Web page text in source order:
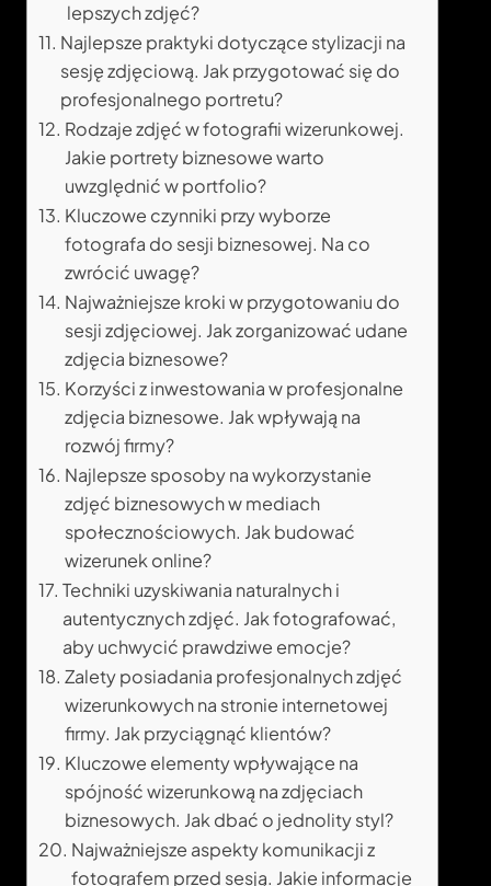
lepszych zdjęć?
Najlepsze praktyki dotyczące stylizacji na
sesję zdjęciową. Jak przygotować się do
profesjonalnego portretu?
Rodzaje zdjęć w fotografii wizerunkowej.
Jakie portrety biznesowe warto
uwzględnić w portfolio?
Kluczowe czynniki przy wyborze
fotografa do sesji biznesowej. Na co
zwrócić uwagę?
Najważniejsze kroki w przygotowaniu do
sesji zdjęciowej. Jak zorganizować udane
zdjęcia biznesowe?
Korzyści z inwestowania w profesjonalne
zdjęcia biznesowe. Jak wpływają na
rozwój firmy?
Najlepsze sposoby na wykorzystanie
zdjęć biznesowych w mediach
społecznościowych. Jak budować
wizerunek online?
Techniki uzyskiwania naturalnych i
autentycznych zdjęć. Jak fotografować,
aby uchwycić prawdziwe emocje?
Zalety posiadania profesjonalnych zdjęć
wizerunkowych na stronie internetowej
firmy. Jak przyciągnąć klientów?
Kluczowe elementy wpływające na
spójność wizerunkową na zdjęciach
biznesowych. Jak dbać o jednolity styl?
Najważniejsze aspekty komunikacji z
fotografem przed sesją. Jakie informacje